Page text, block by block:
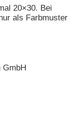
20×30. Bei
als Farbmuster
GmbH